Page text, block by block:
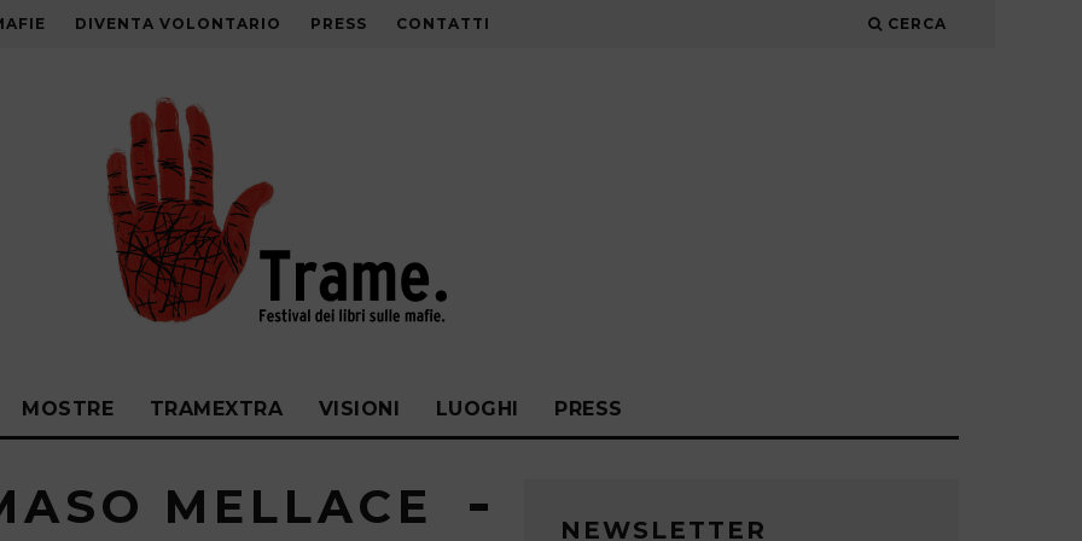
DIVENTA VOLONTARIO PRESS CONTATTI CERCA
MOSTRE TRAMEXTRA VISIONI LUOGHI PRESS
MELLACE NEWSLETTER